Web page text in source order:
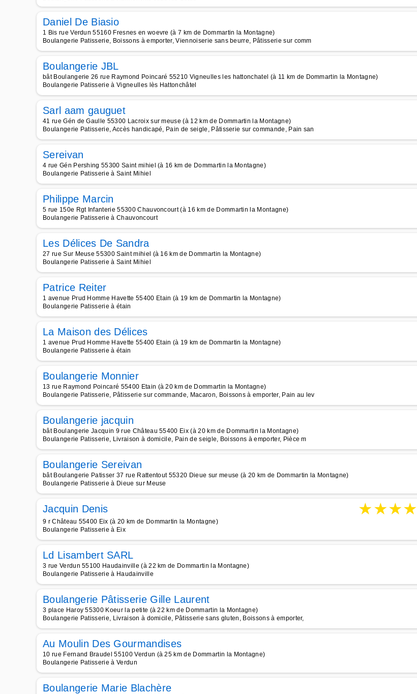
Daniel De Biasio
1 Bis rue Verdun 55160 Fresnes en woevre (à 7 km de Dommartin la Montagne)
Boulangerie Patisserie, Boissons à emporter, Viennoiserie sans beurre, Pâtisserie sur comm
Boulangerie JBL
bât Boulangerie 26 rue Raymond Poincaré 55210 Vigneulles les hattonchatel (à 11 km de Dommartin la Montagne)
Boulangerie Patisserie à Vigneulles lès Hattonchâtel
Sarl aam gauguet
41 rue Gén de Gaulle 55300 Lacroix sur meuse (à 12 km de Dommartin la Montagne)
Boulangerie Patisserie, Accès handicapé, Pain de seigle, Pâtisserie sur commande, Pain san
Sereivan
4 rue Gén Pershing 55300 Saint mihiel (à 16 km de Dommartin la Montagne)
Boulangerie Patisserie à Saint Mihiel
Philippe Marcin
5 rue 150e Rgt Infanterie 55300 Chauvoncourt (à 16 km de Dommartin la Montagne)
Boulangerie Patisserie à Chauvoncourt
Les Délices De Sandra
27 rue Sur Meuse 55300 Saint mihiel (à 16 km de Dommartin la Montagne)
Boulangerie Patisserie à Saint Mihiel
Patrice Reiter
1 avenue Prud Homme Havette 55400 Etain (à 19 km de Dommartin la Montagne)
Boulangerie Patisserie à étain
La Maison des Délices
1 avenue Prud Homme Havette 55400 Etain (à 19 km de Dommartin la Montagne)
Boulangerie Patisserie à étain
Boulangerie Monnier
13 rue Raymond Poincaré 55400 Etain (à 20 km de Dommartin la Montagne)
Boulangerie Patisserie, Pâtisserie sur commande, Macaron, Boissons à emporter, Pain au lev
Boulangerie jacquin
bât Boulangerie Jacquin 9 rue Château 55400 Eix (à 20 km de Dommartin la Montagne)
Boulangerie Patisserie, Livraison à domicile, Pain de seigle, Boissons à emporter, Pièce m
Boulangerie Sereivan
bât Boulangerie Patisser 37 rue Rattentout 55320 Dieue sur meuse (à 20 km de Dommartin la Montagne)
Boulangerie Patisserie à Dieue sur Meuse
Jacquin Denis ★★★★
9 r Château 55400 Eix (à 20 km de Dommartin la Montagne)
Boulangerie Patisserie à Eix
Ld Lisambert SARL
3 rue Verdun 55100 Haudainville (à 22 km de Dommartin la Montagne)
Boulangerie Patisserie à Haudainville
Boulangerie Pâtisserie Gille Laurent
3 place Haroy 55300 Koeur la petite (à 22 km de Dommartin la Montagne)
Boulangerie Patisserie, Livraison à domicile, Pâtisserie sans gluten, Boissons à emporter,
Au Moulin Des Gourmandises
10 rue Fernand Braudel 55100 Verdun (à 25 km de Dommartin la Montagne)
Boulangerie Patisserie à Verdun
Boulangerie Marie Blachère